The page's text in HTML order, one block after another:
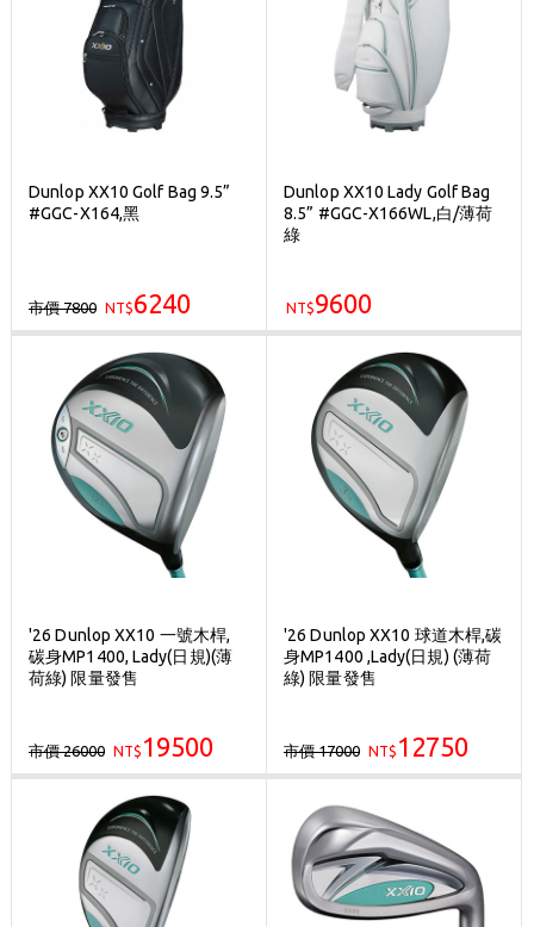
Dunlop XX10 Golf Bag 9.5”
#GGC-X164,黑
市價 7800 NT$6240
Dunlop XX10 Lady Golf Bag
8.5” #GGC-X166WL,白/薄荷
綠
NT$9600
'26 Dunlop XX10 一號木桿,
碳身MP1400, Lady(日規)(薄
荷綠) 限量發售
市價 26000 NT$ 19500
'26 Dunlop XX10 球道木桿,碳
身MP1400 ,Lady(日規) (薄荷
綠) 限量發售
市價 17000 NT$ 12750